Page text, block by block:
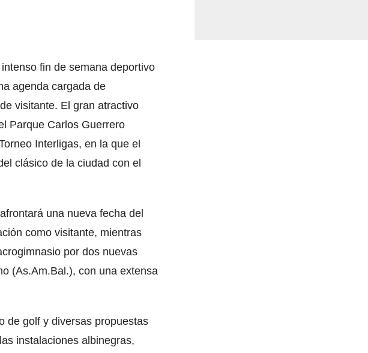
fin de semana deportivo
agenda cargada de
visitante. El gran atractivo
Parque Carlos Guerrero
Interligas, en la que el
clásico de la ciudad con el
una nueva fecha del
como visitante, mientras
por dos nuevas
(As.Am.Bal.), con una extensa
de golf y diversas propuestas
instalaciones albinegras,